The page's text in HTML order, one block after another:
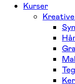
Kurser